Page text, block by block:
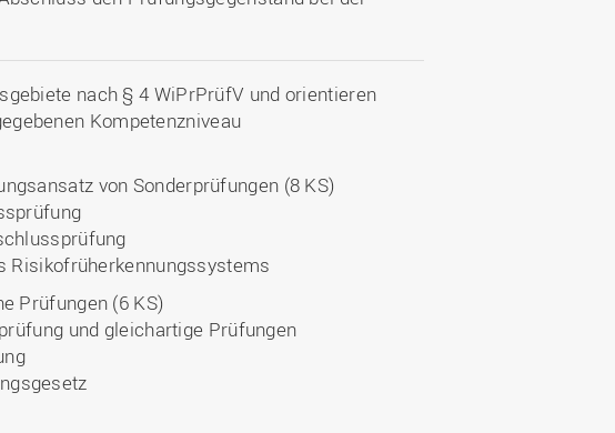
nach § 4 WiPrPrüfV und orientieren
Kompetenzniveau
von Sonderprüfungen (8 KS)
Risikofrüherkennungssystems
Prüfungen (6 KS)
und gleichartige Prüfungen